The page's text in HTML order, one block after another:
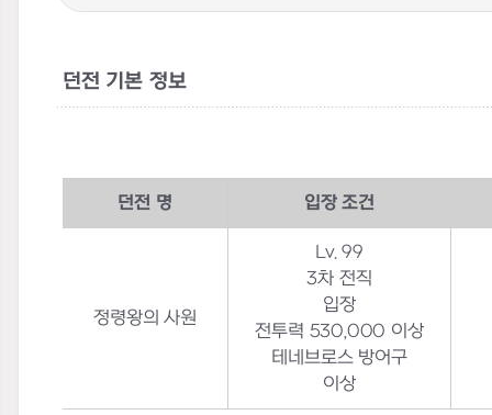
던전 기본 정보
던전 명 입장 조건
정령왕의 사원
Lv. 99
3차 전직
입장
전투력 530,000 이상
테네브로스 방어구
이상